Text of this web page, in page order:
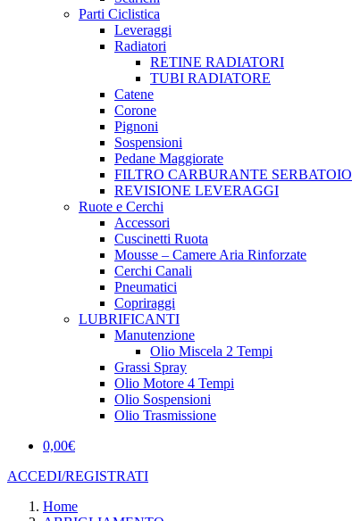
Parti Ciclistica
Leveraggi
Radiatori
RETINE RADIATORI
TUBI RADIATORE
Catene
Corone
Pignoni
Sospensioni
Pedane Maggiorate
FILTRO CARBURANTE SERBATOIO
REVISIONE LEVERAGGI
Ruote e Cerchi
Accessori
Cuscinetti Ruota
Mousse – Camere Aria Rinforzate
Cerchi Canali
Pneumatici
Copriraggi
LUBRIFICANTI
Manutenzione
Olio Miscela 2 Tempi
Grassi Spray
Olio Motore 4 Tempi
Olio Sospensioni
Olio Trasmissione
0,00€
ACCEDI/REGISTRATI
Home